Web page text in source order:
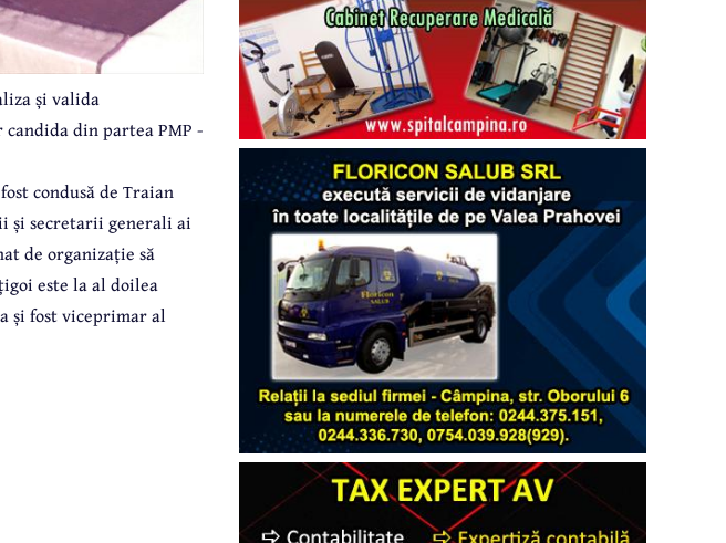
și valida
din partea PMP -
condusă de Traian
și secretarii generali ai
de organizație să
este la al doilea
și fost viceprimar al